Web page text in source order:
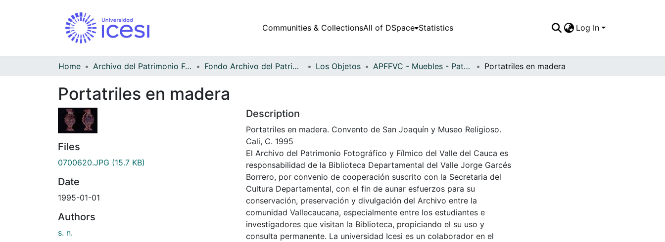
Communities & CollectionsAll of DSpace Statistics Log In
Home Archivo del Patrimonio Fotográfico y Fílmico del Valle del Cauca Fondo Archivo del Patrimonio Fotográfico y Fílmico del Valle del Cauca Los Objetos APFFVC - Muebles - Patrimonial Portatriles en madera
Portatriles en madera
Files
0700620.JPG (15.7 KB)
Date
1995-01-01
Authors
s. n.
Description
Portatriles en madera. Convento de San Joaquín y Museo Religioso.
Cali, C. 1995
El Archivo del Patrimonio Fotográfico y Fílmico del Valle del Cauca es
responsabilidad de la Biblioteca Departamental del Valle Jorge Garcés
Borrero, por convenio de cooperación suscrito con la Secretaria del
Cultura Departamental, con el fin de aunar esfuerzos para su
conservación, preservación y divulgación del Archivo entre la
comunidad Vallecaucana, especialmente entre los estudiantes e
investigadores que visitan la Biblioteca, propiciando el su uso y
consulta permanente. La universidad Icesi es un colaborador en el